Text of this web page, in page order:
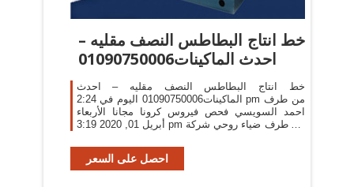
خط انتاج البطاطس النصف مقليه –
احدث الماكينات01090750006
خط انتاج البطاطس النصف مقليه – احدث
الماكينات01090750006 اليوم في 2:24 pm من طرف
احمد السويسي فحص فيروس كرونا مجانا الأربعاء
أبريل 01, 2020 3:19 pm من طرف ضياء روحي شركة
احصل على السعر